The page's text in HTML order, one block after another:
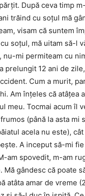
După ceva timp
trăind cu soţul mă
visam că suntem
soţul, mă uitam să-l
nu-mi permiteam cu
prelungit 12 ani de
Cum a murit,
Am înţeles că atâţea
meu. Tocmai acum îl
(până la asta mi
acela nu este),
A inceput să-mi
am spovedit, m-am
Mă gândesc că poate
atâta amar de vreme